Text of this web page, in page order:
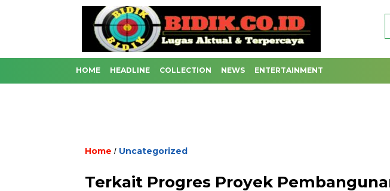
HOME HEADLINE COLLECTION NEWS ENTERTAINMENT
Home / Uncategorized
Terkait Progres Proyek